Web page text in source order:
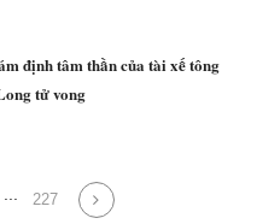
định tâm thần của tài xế tông
tử vong
... 227